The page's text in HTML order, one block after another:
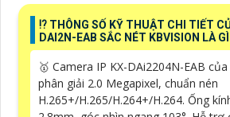
⁉️ THÔNG SỐ KỸ THUẬT CHI TIẾT
DAI2N-EAB SẮC NÉT KBVISION LÀ
🥇 Camera IP KX-DAi2204N-EAB
phân giải 2.0 Megapixel, chuẩn nén
H.265+/H.265/H.264+/H.264. Ống